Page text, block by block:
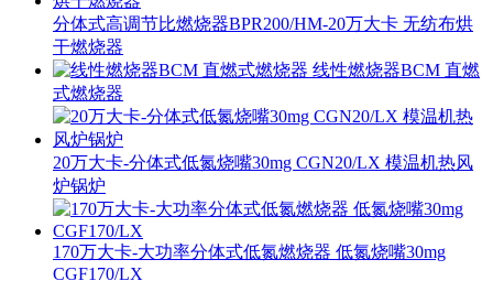
分体式高调节比燃烧器BPR200/HM-20万大卡 无纺布烘
干燃烧器
线性燃烧器BCM 直燃
式燃烧器
20万大卡-分体式低氮烧嘴30mg CGN20/LX 模温机热风
炉锅炉
170万大卡-大功率分体式低氮燃烧器 低氮烧嘴30mg
CGF170/LX